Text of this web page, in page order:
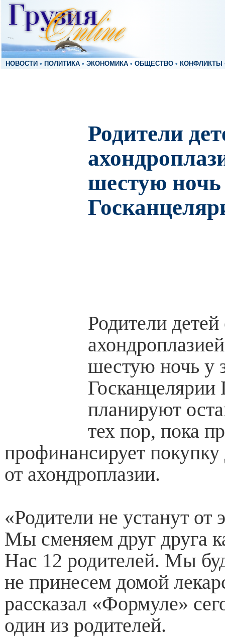
НОВОСТИ • ПОЛИТИКА • ЭКОНОМИКА • ОБЩЕСТВО • КОНФЛИКТЫ
Родители
шестую ночь
Родители детей
шестую ночь у
планируют
тех пор, пока
профинансирует покупку
от ахондроплазии.
«Родители не устанут от
Мы сменяем друг друга
Нас 12 родителей. Мы
не принесем домой
рассказал «Формуле»
один из родителей.